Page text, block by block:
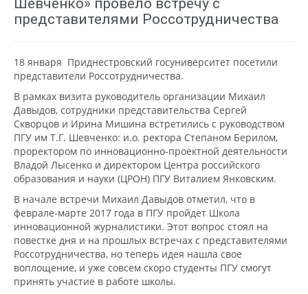
представителями Россотрудничества
18 января Приднестровский госуниверситет посетили
представители Россотрудничества.
В рамках визита руководитель организации Михаил
Давыдов, сотрудники представительства Сергей
Скворцов и Ирина Мишина встретились с руководством
ПГУ им Т.Г. Шевченко: и.о. ректора Степаном Берилом,
проректором по инновационно-проектной деятельности
Владой Лысенко и директором Центра российского
образования и науки (ЦРОН) ПГУ Виталием Янковским.
В начале встречи Михаил Давыдов отметил, что в
феврале-марте 2017 года в ПГУ пройдет Школа
инновационной журналистики. Этот вопрос стоял на
повестке дня и на прошлых встречах с представителями
Россотрудничества, но теперь идея нашла свое
воплощение, и уже совсем скоро студенты ПГУ смогут
принять участие в работе школы.